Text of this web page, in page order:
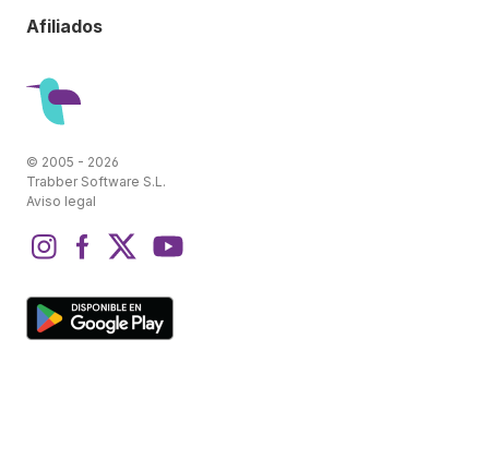
Afiliados
© 2005 - 2026
Trabber Software S.L.
Aviso legal